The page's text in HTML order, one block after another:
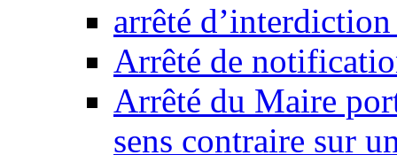
arrêté
Arrêté de
Arrêté du Maire
sens contraire sur